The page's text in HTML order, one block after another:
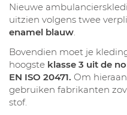
Nieuwe
uitzien volgens twee
enamel blauw
Bovendien moet je
hoogste klasse 3 uit de
EN ISO 20471. Om
gebruiken fabrikanten
stof.